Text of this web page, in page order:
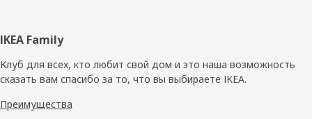
Нижний
колонтитул
IKEA Family
Клуб для всех, кто любит свой дом и это наша возможность
сказать вам спасибо за то, что вы выбираете IKEA.
Преимущества